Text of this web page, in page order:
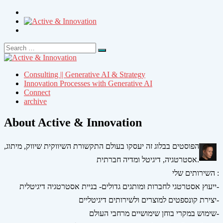
Search
for:
Search
Consulting || Generative AI & Strategy
Innovation Processes with Generative AI
Connect
archive
About Active & Innovation
הפוסטים בבלוג זה יעסקו בעולם התקשורת השיווקית שיווק, מיתוג,
אסטרטגיה, דיגיטל ומדיה חברתית.
השירותים שלי :
ייעוץ אסטרטגי לחברות ומותגים גדולים- בניית אסטרטגיה דיגיטלית-
יצירת קונספטים למוצרים ולשירותים דיגיטליים-
שימוש במקרי בוחן שימושיים מרחבי העולם-